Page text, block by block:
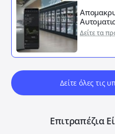
Δείτε τα
Δείτε όλες τις
Επιτραπέζια